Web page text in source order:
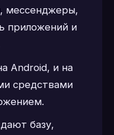
мессенджеры,
приложений и
Android, и на
средствами
базу,